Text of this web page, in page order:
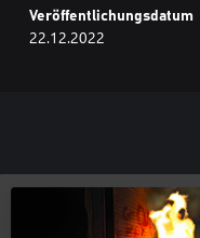
Veröffentlichungsdatum
22.12.2022